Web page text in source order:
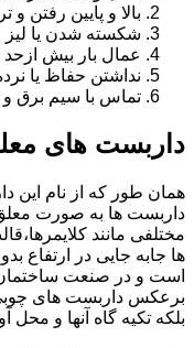
بالا و پایین رفتن و
شکسته شدن یا لیز
عمال بار بیش
نداشتن حفاظ یا
تماس با سیم برق
داربست های
همان طور که از نام این
داربست ها به صورت معلق
مختلفی مانند
ها جابه جایی در ارتفاع
است و در صنعت ساختمان
برعکس داربست های
بلکه تکیه گاه آنها و